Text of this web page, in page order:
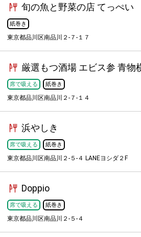
旬の魚と野菜の店 てっぺい
紙巻き
東京都品川区南品川２-７-１７
厳選もつ酒場 エビス参 青物
席で吸える 紙巻き
東京都品川区南品川２-７-１４
浜やしき
席で吸える 紙巻き
東京都品川区南品川２-５-４ LANEヨシダ２F
Doppio
席で吸える 紙巻き
東京都品川区南品川２-５-４